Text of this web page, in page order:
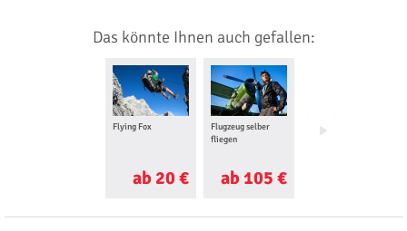
Das könnte Ihnen auch gefallen:
Flying Fox
ab 20 €
Flugzeug selber
fliegen
ab 105 €
Gleitschirm